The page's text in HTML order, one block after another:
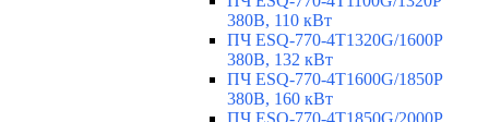
380В, 110 кВт
ПЧ ESQ-770-4T1320G/1600P
380В, 132 кВт
ПЧ ESQ-770-4T1600G/1850P
380В, 160 кВт